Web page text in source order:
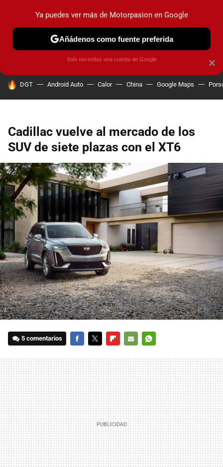
PRUEBAS COCHES ELÉCTRICOS OBSERVATORIO
HOY SE HABLA DE
DGT Android Auto Calor China Google Maps
Cadillac vuelve al mercado de los
SUV de siete plazas con el XT6
5 comentarios
MAIL
×
Ya puedes ver más de Motorpasion en Google
Añádenos como fuente preferida
Solo necesitas una cuenta de Google